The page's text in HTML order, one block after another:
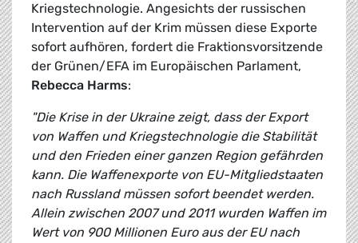
Kriegstechnologie. Angesichts der russischen
Intervention auf der Krim müssen diese Exporte
sofort aufhören, fordert die Fraktionsvorsitzende
der Grünen/EFA im Europäischen Parlament,
Rebecca Harms:
"Die Krise in der Ukraine zeigt, dass der Export
von Waffen und Kriegstechnologie die Stabilität
und den Frieden einer ganzen Region gefährden
kann. Die Waffenexporte von EU-Mitgliedstaaten
nach Russland müssen sofort beendet werden.
Allein zwischen 2007 und 2011 wurden Waffen im
Wert von 900 Millionen Euro aus der EU nach